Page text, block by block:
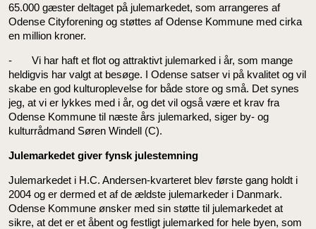
65.000 gæster deltaget på julemarkedet, som arrangeres af
Odense Cityforening og støttes af Odense Kommune med cirka
en million kroner.
- Vi har haft et flot og attraktivt julemarked i år, som mange
heldigvis har valgt at besøge. I Odense satser vi på kvalitet og vil
skabe en god kulturoplevelse for både store og små. Det synes
jeg, at vi er lykkes med i år, og det vil også være et krav fra
Odense Kommune til næste års julemarked, siger by- og
kulturrådmand Søren Windell (C).
Julemarkedet giver fynsk julestemning
Julemarkedet i H.C. Andersen-kvarteret blev første gang holdt i
2004 og er dermed et af de ældste julemarkeder i Danmark.
Odense Kommune ønsker med sin støtte til julemarkedet at
sikre, at det er et åbent og festligt julemarked for hele byen, som